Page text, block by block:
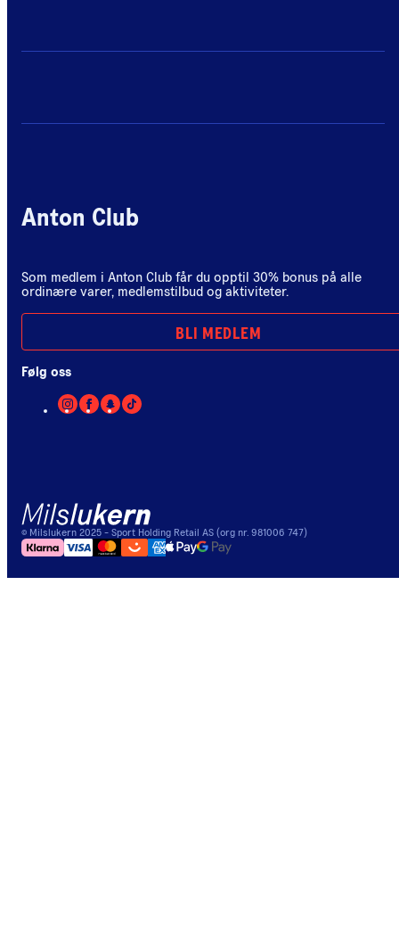
Anton Club
Som medlem i Anton Club får du opptil 30% bonus på alle
ordinære varer, medlemstilbud og aktiviteter.
BLI MEDLEM
Følg oss
© Milslukern 2025 - Sport Holding Retail AS (org nr. 981006 747)